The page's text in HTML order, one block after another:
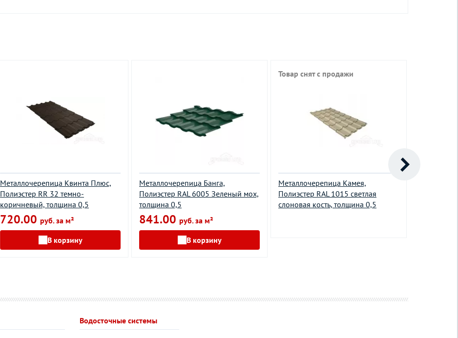
Металлочерепица Квинта Плюс,
Полиэстер RR 32 темно-
коричневый, толщина 0,5
720.00 руб. за м²
В корзину
Металлочерепица Банга,
Полиэстер RAL 6005 Зеленый мох,
толщина 0,5
841.00 руб. за м²
В корзину
Металлочерепица Камея,
Полиэстер RAL 1015 светлая
слоновая кость, толщина 0,5
Товар снят с продажи
Водосточные системы